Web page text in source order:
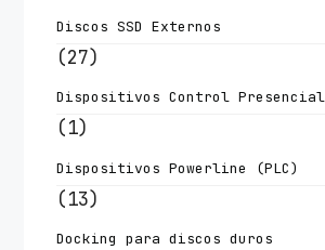
Discos SSD Externos
(27)
Dispositivos Control Presencial
(1)
Dispositivos Powerline (PLC)
(13)
Docking para discos duros